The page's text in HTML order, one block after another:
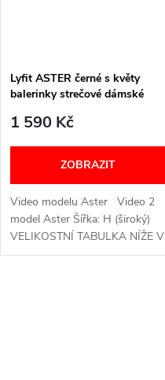
Lyfit ASTER černé s květy
balerinky strečové dámské
1 590 Kč
ZOBRAZIT
Video modelu Aster Video 2
model Aster Šířka: H (široký)
VELIKOSTNÍ TABULKA NÍŽE V
TEXTU Podpatek: 3 cm